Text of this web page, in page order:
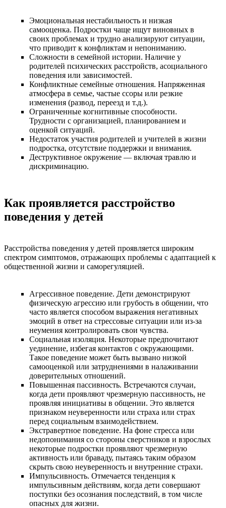
Эмоциональная нестабильность и низкая
самооценка. Подростки чаще ищут виновных в
своих проблемах и трудно анализируют ситуации,
что приводит к конфликтам и непониманию.
Сложности в семейной истории. Наличие у
родителей психических расстройств, асоциального
поведения или зависимостей.
Конфликтные семейные отношения. Напряженная
атмосфера в семье, частые ссоры или резкие
изменения (развод, переезд и т.д.).
Ограниченные когнитивные способности.
Трудности с организацией, планированием и
оценкой ситуаций.
Недостаток участия родителей и учителей в жизни
подростка, отсутствие поддержки и внимания.
Деструктивное окружение — включая травлю и
дискриминацию.
Как проявляется расстройство
поведения у детей
Расстройства поведения у детей проявляется широким
спектром симптомов, отражающих проблемы с адаптацией к
общественной жизни и саморегуляцией.
Агрессивное поведение. Дети демонстрируют
физическую агрессию или грубость в общении, что
часто является способом выражения негативных
эмоций в ответ на стрессовые ситуации или из-за
неумения контролировать свои чувства.
Социальная изоляция. Некоторые предпочитают
уединение, избегая контактов с окружающими.
Такое поведение может быть вызвано низкой
самооценкой или затруднениями в налаживании
доверительных отношений.
Повышенная пассивность. Встречаются случаи,
когда дети проявляют чрезмерную пассивность, не
проявляя инициативы в общении. Это является
признаком неуверенности или страха или страх
перед социальным взаимодействием.
Экстравертное поведение. На фоне стресса или
недопонимания со стороны сверстников и взрослых
некоторые подростки проявляют чрезмерную
активность или браваду, пытаясь таким образом
скрыть свою неуверенность и внутренние страхи.
Импульсивность. Отмечается тенденция к
импульсивным действиям, когда дети совершают
поступки без осознания последствий, в том числе
опасных для жизни.